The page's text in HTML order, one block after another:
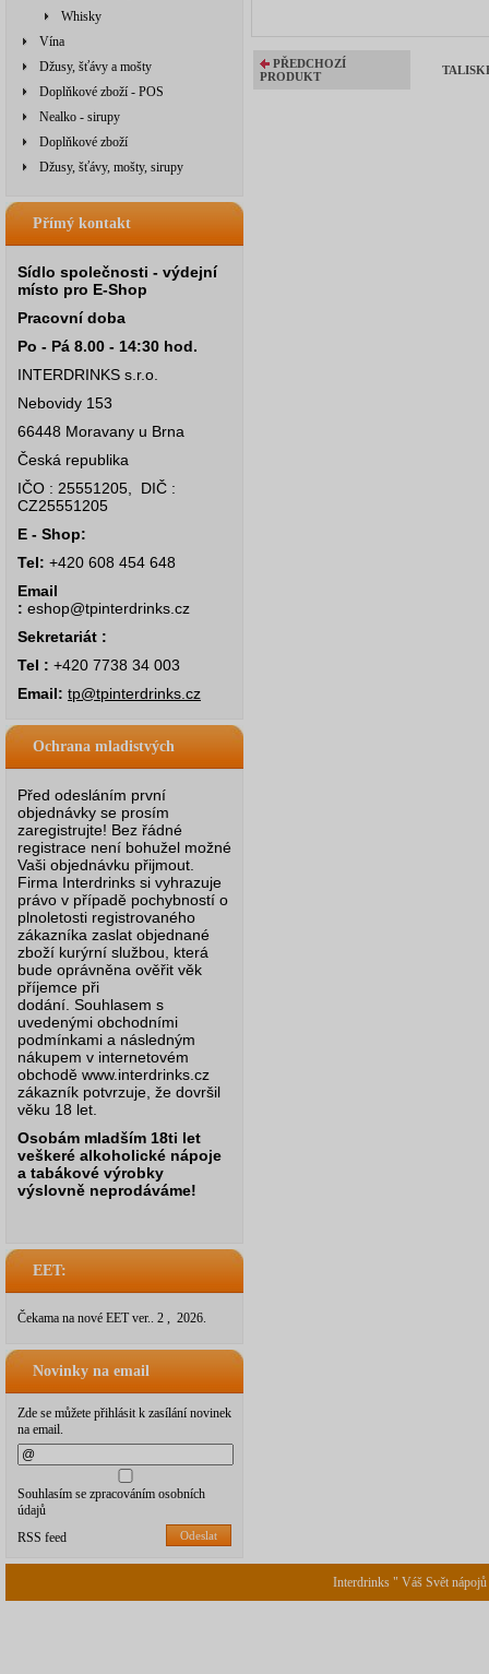
Whisky
Vína
Džusy, šťávy a mošty
Doplňkové zboží - POS
Nealko - sirupy
Doplňkové zboží
Džusy, šťávy, mošty, sirupy
Přímý kontakt
Sídlo společnosti - výdejní
místo pro E-Shop
Pracovní doba
Po - Pá 8.00 - 14:30 hod.
INTERDRINKS s.r.o.
Nebovidy 153
66448 Moravany u Brna
Česká republika
IČO : 25551205, DIČ :
CZ25551205
E - Shop:
Tel: +420 608 454 648
Email
: eshop@tpinterdrinks.cz
Sekretariát :
Tel : +420 7738 34 003
Email: tp@tpinterdrinks.cz
Ochrana mladistvých
Před odesláním první
objednávky se prosím
zaregistrujte! Bez řádné
registrace není bohužel možné
Vaši objednávku přijmout.
Firma Interdrinks si vyhrazuje
právo v případě pochybností o
plnoletosti registrovaného
zákazníka zaslat objednané
zboží kurýrní službou, která
bude oprávněna ověřit věk
příjemce při
dodání. Souhlasem s
uvedenými obchodními
podmínkami a následným
nákupem v internetovém
obchodě www.interdrinks.cz
zákazník potvrzuje, že dovršil
věku 18 let.
Osobám mladším 18ti let
veškeré alkoholické nápoje
a tabákové výrobky
výslovně neprodáváme!
EET:
Čekama na nové EET ver.. 2 , 2026.
Novinky na email
Zde se můžete přihlásit k zasílání novinek
na email.
Souhlasím se zpracováním osobních
údajů
Odeslat
RSS feed
PŘEDCHOZÍ
PRODUKT
Interdrinks " Váš Svět